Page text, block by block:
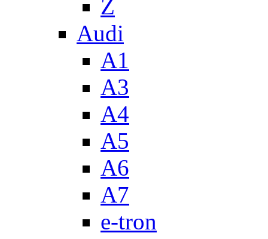
Z
Audi
A1
A3
A4
A5
A6
A7
e-tron